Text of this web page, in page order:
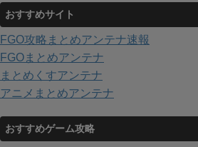
おすすめサイト
FGO攻略まとめアンテナ速報
FGOまとめアンテナ
まとめくすアンテナ
アニメまとめアンテナ
おすすめゲーム攻略